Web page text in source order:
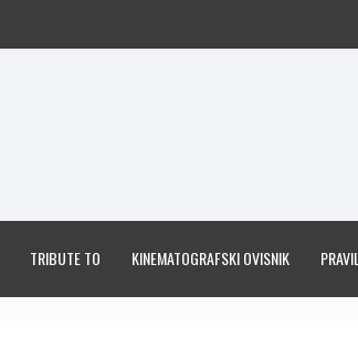
TRIBUTE TO KINEMATOGRAFSKI OVISNIK